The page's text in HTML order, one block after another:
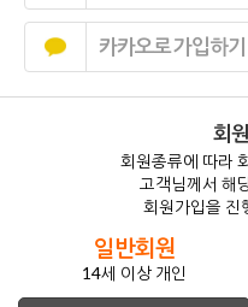
카카오로 가입하기
회
회원종류에 따라
고객님께서 해
회원가입을 진
일반회원
14세 이상 개인